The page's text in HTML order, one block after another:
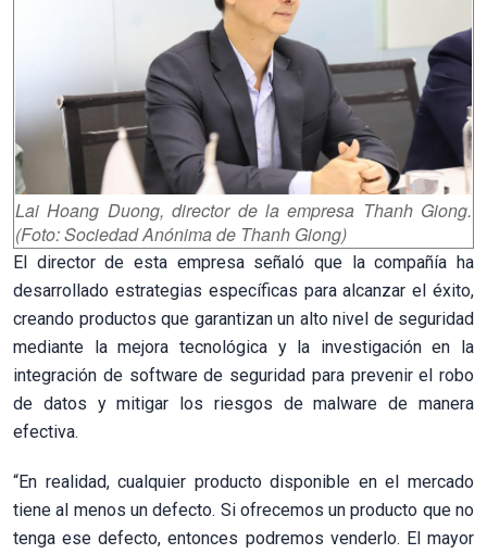
Lai Hoang Duong, director de la empresa Thanh Giong.
(Foto: Sociedad Anónima de Thanh Giong)
El director de esta empresa señaló que la compañía ha
desarrollado estrategias específicas para alcanzar el éxito,
creando productos que garantizan un alto nivel de seguridad
mediante la mejora tecnológica y la investigación en la
integración de software de seguridad para prevenir el robo
de datos y mitigar los riesgos de malware de manera
efectiva.
“En realidad, cualquier producto disponible en el mercado
tiene al menos un defecto. Si ofrecemos un producto que no
tenga ese defecto, entonces podremos venderlo. El mayor